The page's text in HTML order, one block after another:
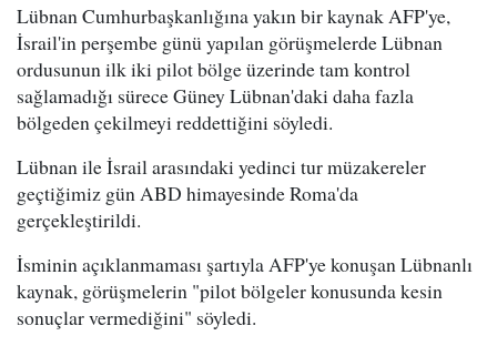
Lübnan Cumhurbaşkanlığına yakın bir kaynak AFP'ye,
İsrail'in perşembe günü yapılan görüşmelerde Lübnan
ordusunun ilk iki pilot bölge üzerinde tam kontrol
sağlamadığı sürece Güney Lübnan'daki daha fazla
bölgeden çekilmeyi reddettiğini söyledi.
Lübnan ile İsrail arasındaki yedinci tur müzakereler
geçtiğimiz gün ABD himayesinde Roma'da
gerçekleştirildi.
İsminin açıklanmaması şartıyla AFP'ye konuşan Lübnanlı
kaynak, görüşmelerin "pilot bölgeler konusunda kesin
sonuçlar vermediğini" söyledi.